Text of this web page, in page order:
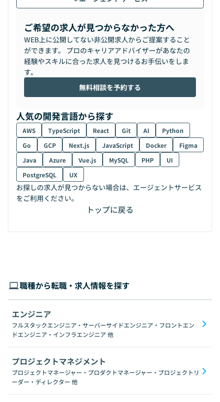
ご希望の求人が見つからなかった方へ
WEB上に公開してない非公開求人からご提案すること
ができます。 プロのキャリアアドバイザーがあなたの
経験やスキルに合った求人を見つけるお手伝いをしま
す。
無料相談を予約する
人気の開発言語から探す
AWS TypeScript React Git AI
Python
Go
GCP Next.js JavaScript Docker
Figma
Java
Azure Vue.js MySQL PHP
UI
PostgreSQL
UX
お探しの求人が見つからない場合は、エージェントサービス
をご利用ください。
トップに戻る
職種から転職・求人情報を探す
エンジニア
フルスタックエンジニア・サーバーサイドエンジニア・フロントエン
ドエンジニア・インフラエンジニア 他
プロジェクトマネジメント
プロジェクトマネージャー・プロダクトマネージャー・プロジェクトリ
ーダー・ディレクター 他